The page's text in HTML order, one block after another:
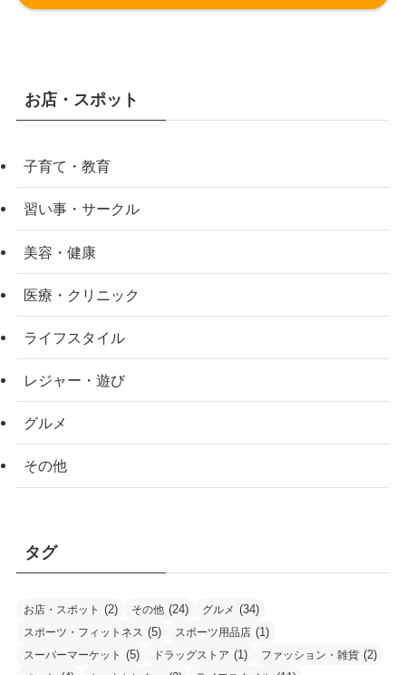
お店・スポット
子育て・教育
習い事・サークル
美容・健康
医療・クリニック
ライフスタイル
レジャー・遊び
グルメ
その他
タグ
お店・スポット (2) その他 (24) グルメ (34)
スポーツ・フィットネス (5) スポーツ用品店 (1)
スーパーマーケット (5) ドラッグストア (1) ファッション・雑貨 (2)